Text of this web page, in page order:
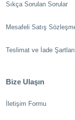
Sıkça Sorulan Sorular
Mesafeli Satış
Teslimat ve İade Şartları
Bize Ulaşın
İletişim Formu